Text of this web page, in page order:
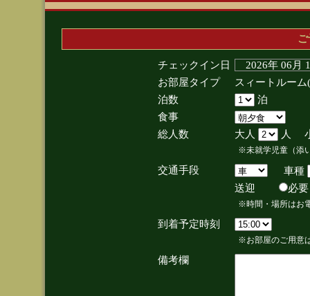
チェックイン日
2026年 06
お部屋タイプ
スィートルー
泊数
泊
食事
総人数
大人 人
※未就学児童（添
交通手段
車種
送迎
※時間・場所はお
到着予定時刻
※お部屋のご用意
備考欄